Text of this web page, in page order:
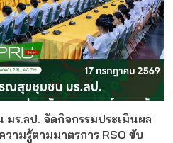
มร.ลป. จัดกิจกรรมประเมินผล
ามรู้ตามมาตรการ RSO ขับ